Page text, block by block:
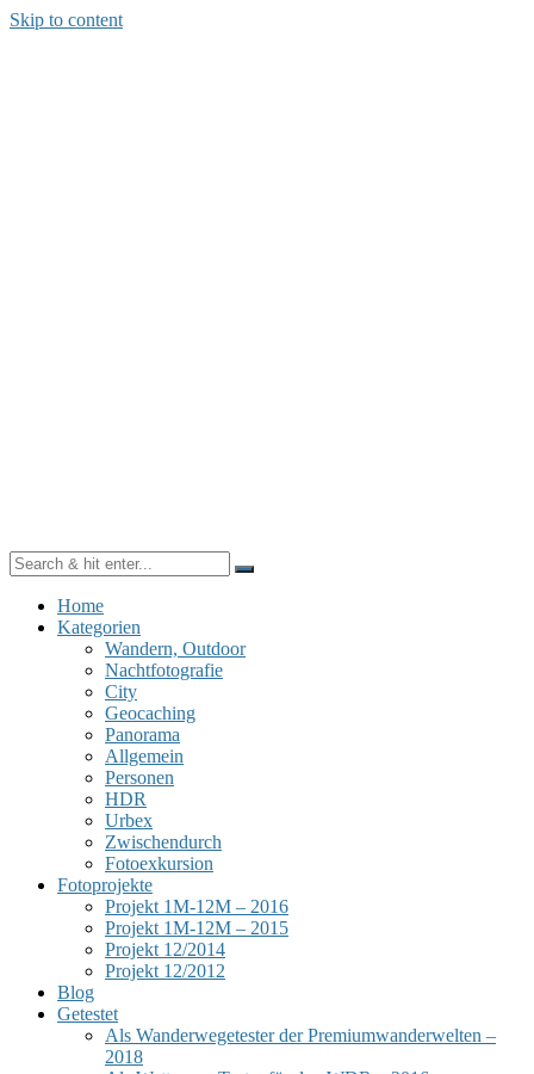
Skip to content
Home
Kategorien
Wandern, Outdoor
Nachtfotografie
City
Geocaching
Panorama
Allgemein
Personen
HDR
Urbex
Zwischendurch
Fotoexkursion
Fotoprojekte
Projekt 1M-12M – 2016
Projekt 1M-12M – 2015
Projekt 12/2014
Projekt 12/2012
Blog
Getestet
Als Wanderwegetester der Premiumwanderwelten –
2018